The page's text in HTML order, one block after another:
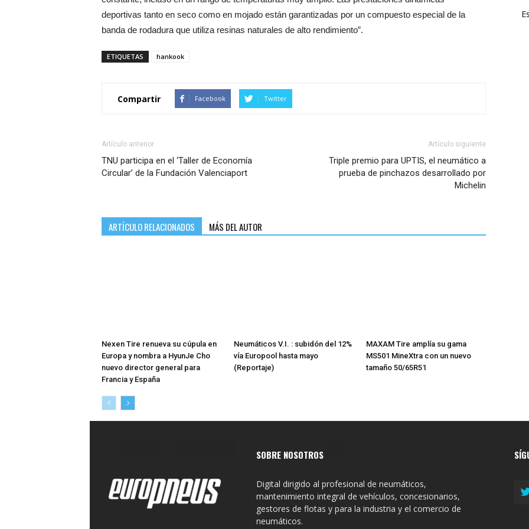
deportivas tanto en seco como en mojado están garantizadas por un compuesto especial de la
banda de rodadura que utiliza resinas naturales de alto rendimiento”.
ETIQUETAS hankook
Compartir Facebook Twitter
Artículo anterior
TNU participa en el ‘Taller de Economía
Circular’ de la Fundación Valenciaport
Artículo siguiente
Triple premio para UPTIS, el neumático a
prueba de pinchazos desarrollado por
Michelin
ARTÍCULO RELACIONADOS MÁS DEL AUTOR
Nexen Tire renueva su cúpula en
Europa y nombra a HyunJe Cho
nuevo director general para
Francia y España
Neumáticos V.I. : subidón del 12%
vía Europool hasta mayo
(Reportaje)
MAXAM Tire amplía su gama
MS501 MineXtra con un nuevo
tamaño 50/65R51
SOBRE NOSOTROS
Digital dirigido al profesional de neumáticos,
mantenimiento integral de vehículos, concesionarios,
gestores de flotas y para la industria y el comercio de
neumáticos.